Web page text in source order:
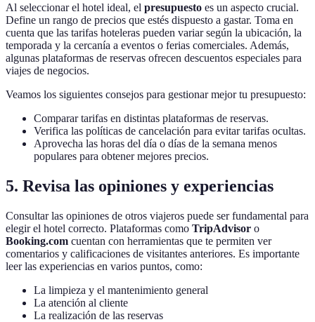
Al seleccionar el hotel ideal, el presupuesto es un aspecto crucial.
Define un rango de precios que estés dispuesto a gastar. Toma en
cuenta que las tarifas hoteleras pueden variar según la ubicación, la
temporada y la cercanía a eventos o ferias comerciales. Además,
algunas plataformas de reservas ofrecen descuentos especiales para
viajes de negocios.
Veamos los siguientes consejos para gestionar mejor tu presupuesto:
Comparar tarifas en distintas plataformas de reservas.
Verifica las políticas de cancelación para evitar tarifas ocultas.
Aprovecha las horas del día o días de la semana menos
populares para obtener mejores precios.
5. Revisa las opiniones y experiencias
Consultar las opiniones de otros viajeros puede ser fundamental para
elegir el hotel correcto. Plataformas como TripAdvisor o
Booking.com cuentan con herramientas que te permiten ver
comentarios y calificaciones de visitantes anteriores. Es importante
leer las experiencias en varios puntos, como:
La limpieza y el mantenimiento general
La atención al cliente
La realización de las reservas